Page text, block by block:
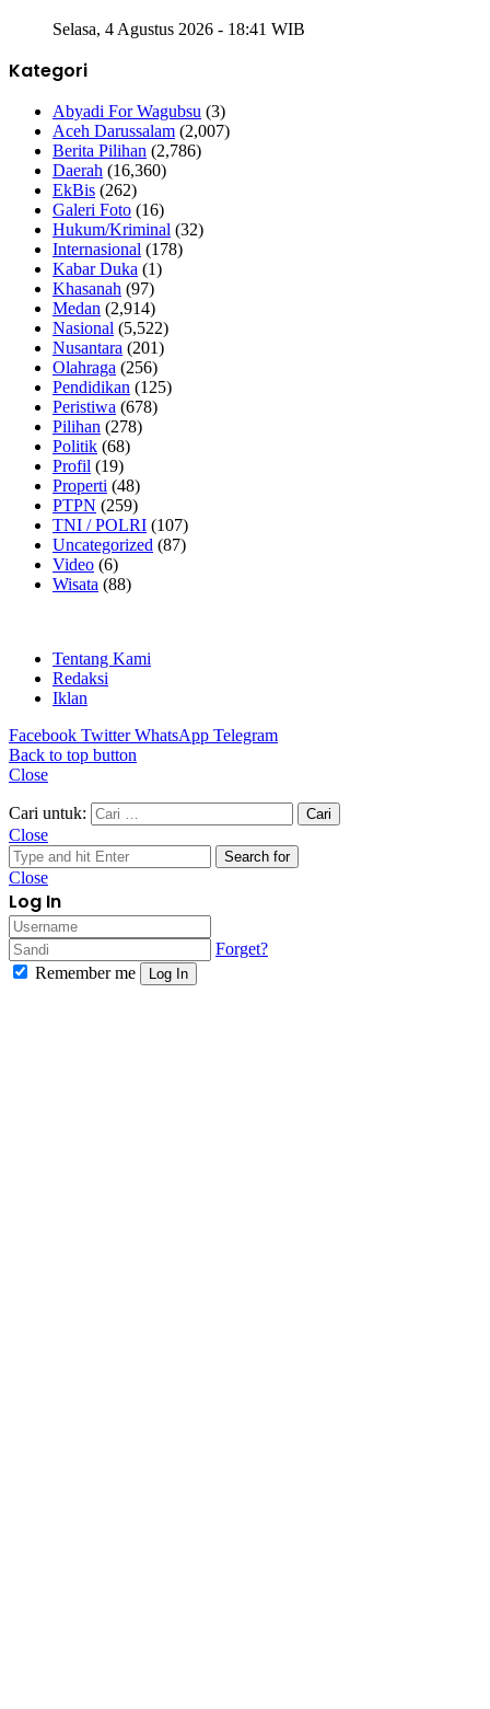
Selasa, 4 Agustus 2026 - 18:41 WIB
Kategori
Abyadi For Wagubsu (3)
Aceh Darussalam (2,007)
Berita Pilihan (2,786)
Daerah (16,360)
EkBis (262)
Galeri Foto (16)
Hukum/Kriminal (32)
Internasional (178)
Kabar Duka (1)
Khasanah (97)
Medan (2,914)
Nasional (5,522)
Nusantara (201)
Olahraga (256)
Pendidikan (125)
Peristiwa (678)
Pilihan (278)
Politik (68)
Profil (19)
Properti (48)
PTPN (259)
TNI / POLRI (107)
Uncategorized (87)
Video (6)
Wisata (88)
Tentang Kami
Redaksi
Iklan
Facebook Twitter WhatsApp Telegram
Back to top button
Close
Cari untuk:
Close
Search for
Close
Log In
Forget?
Remember me
Log In